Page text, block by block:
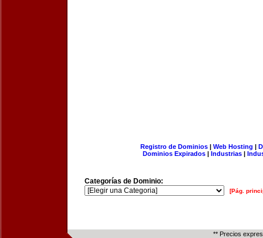
Registro de Dominios| Web Hosting |
Dominios Expirados | Industrias |
Categorías de Dominio:
[Pág.
** Precios